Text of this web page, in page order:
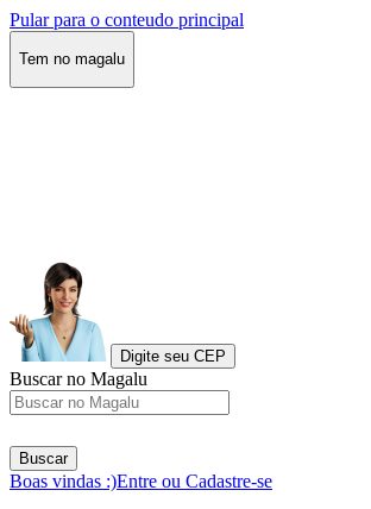
Pular para o conteudo principal
Tem no magalu
Digite seu CEP
Buscar no Magalu
Buscar
Boas vindas :)Entre ou Cadastre-se